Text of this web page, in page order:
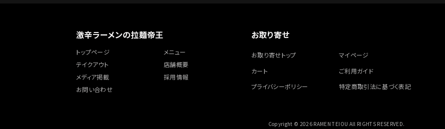
激辛ラーメンの拉麺帝王
トップページ
メニュー
テイクアウト
店舗概要
メディア掲載
採用情報
お問い合わせ
お取り寄せ
お取り寄せトップ
マイページ
カート
ご利用ガイド
プライバシーポリシー
特定商取引法に基づく表記
Copyright © 2026 RAMEN TEIOU All RIGHTS RESERVED.